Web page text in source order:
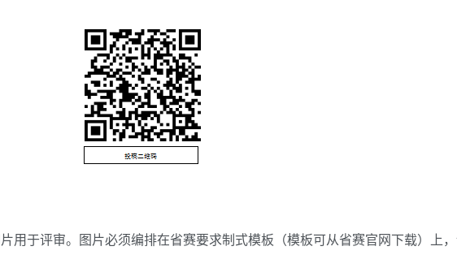
用于评审。图片必须编排在省赛要求制式模板（模板可从省赛官网下载）上